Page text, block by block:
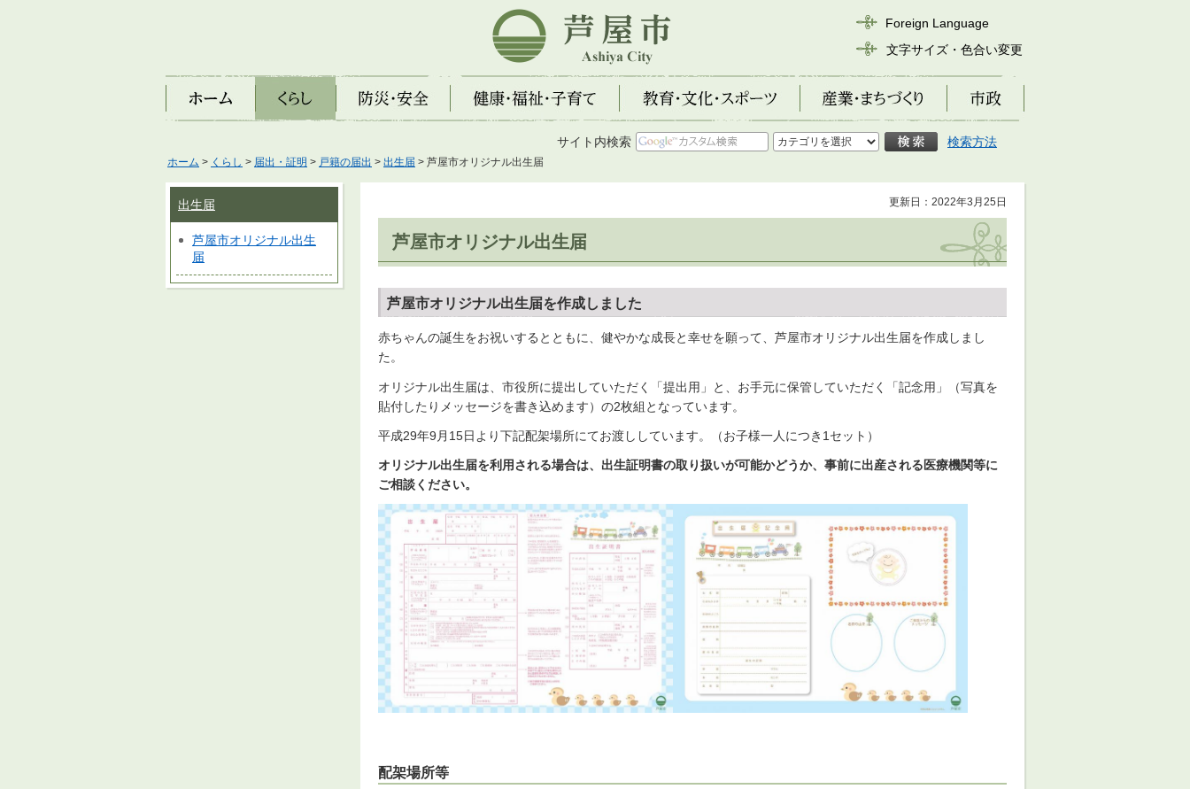
芦屋市
Foreign Language
文字サイズ・色合い変更
ホーム くらし 防災・安全 健康・福祉・子育て 教育・文化・スポーツ 産業・まちづくり 市政
サイト内検索 検索方法
ホーム > くらし > 届出・証明 > 戸籍の届出 > 出生届 > 芦屋市オリジナル出生届
出生届
芦屋市オリジナル出生
届
更新日：2022年3月25日
芦屋市オリジナル出生届
芦屋市オリジナル出生届を作成しました
赤ちゃんの誕生をお祝いするとともに、健やかな成長と幸せを願って、芦屋市オリジナル出生届を作成しまし
た。
オリジナル出生届は、市役所に提出していただく「提出用」と、お手元に保管していただく「記念用」（写真を
貼付したりメッセージを書き込めます）の2枚組となっています。
平成29年9月15日より下記配架場所にてお渡ししています。（お子様一人につき1セット）
オリジナル出生届を利用される場合は、出生証明書の取り扱いが可能かどうか、事前に出産される医療機関等に
ご相談ください。
配架場所等